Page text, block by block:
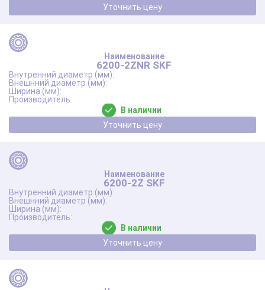
Уточнить цену
6200-2ZNR SKF
В наличии
Уточнить цену
6200-2Z SKF
В наличии
Уточнить цену